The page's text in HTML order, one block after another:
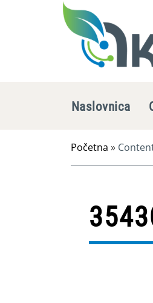
Naslovnica
Početna »